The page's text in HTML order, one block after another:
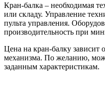
Кран-балка – необходимая
или складу. Управление
пульта управления.
производительность при
Цена на кран-балку зависит
механизма. По желанию,
заданным характеристикам.